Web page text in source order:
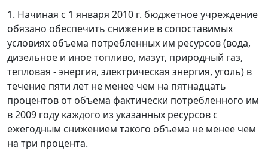
1. Начиная с 1 января 2010 г. бюджетное учреждение
обязано обеспечить снижение в сопоставимых
условиях объема потребленных им ресурсов (вода,
дизельное и иное топливо, мазут, природный газ,
тепловая - энергия, электрическая энергия, уголь) в
течение пяти лет не менее чем на пятнадцать
процентов от объема фактически потребленного им
в 2009 году каждого из указанных ресурсов с
ежегодным снижением такого объема не менее чем
на три процента.